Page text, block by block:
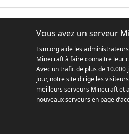
Vous avez un serveur
Lsm.org aide les
Minecraft à faire connaitre leur
Avec un trafic de plus de 10.000
jour, notre site dirige les
meilleurs serveurs Minecraft et
nouveaux serveurs en page